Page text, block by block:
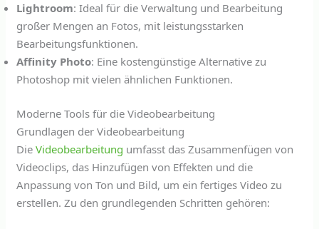
Lightroom: Ideal für die Verwaltung und Bearbeitung
großer Mengen an Fotos, mit leistungsstarken
Bearbeitungsfunktionen.
Affinity Photo: Eine kostengünstige Alternative zu
Photoshop mit vielen ähnlichen Funktionen.
Moderne Tools für die Videobearbeitung
Grundlagen der Videobearbeitung
DieVideobearbeitung umfasst das Zusammenfügen von
Videoclips, das Hinzufügen von Effekten und die
Anpassung von Ton und Bild, um ein fertiges Video zu
erstellen. Zu den grundlegenden Schritten gehören: